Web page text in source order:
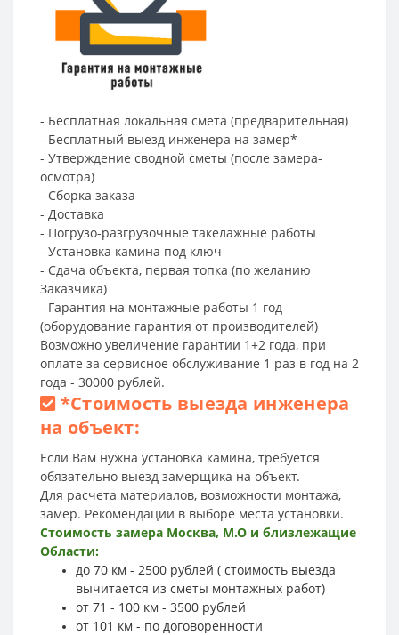
- Бесплатная локальная смета (предварительная)
- Бесплатный выезд инженера на замер*
- Утверждение сводной сметы (после замера-
осмотра)
- Сборка заказа
- Доставка
- Погрузо-разгрузочные такелажные работы
- Установка камина под ключ
- Сдача объекта, первая топка (по желанию
Заказчика)
- Гарантия на монтажные работы 1 год
(оборудование гарантия от производителей)
Возможно увеличение гарантии 1+2 года, при
оплате за сервисное обслуживание 1 раз в год на 2
года - 30000 рублей.
*Стоимость выезда инженера
на объект:
Если Вам нужна установка камина, требуется
обязательно выезд замерщика на объект.
Для расчета материалов, возможности монтажа,
замер. Рекомендации в выборе места установки.
Стоимость замера Москва, М.О и близлежащие
Области:
до 70 км - 2500 рублей ( стоимость выезда
вычитается из сметы монтажных работ)
от 71 - 100 км - 3500 рублей
от 101 км - по договоренности